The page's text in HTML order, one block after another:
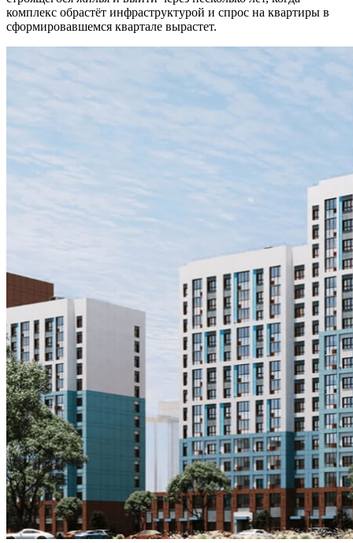
комплекс обрастёт инфраструктурой и спрос на квартиры в
сформировавшемся квартале вырастет.